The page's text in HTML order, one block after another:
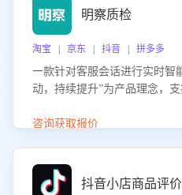
明察质检
淘宝 | 京东 | 抖音 | 拼多多
一款针对客服会话进行实时智
动，持续提升”为产品理念，
升客服团队的销服能力。
咨询获取报价
抖音小店商品评